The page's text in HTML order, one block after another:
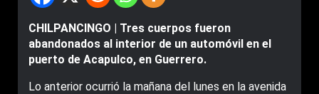
CHILPANCINGO | Tres cuerpos fueron
abandonados al interior de un automóvil en el
puerto de Acapulco, en Guerrero.
Lo anterior ocurrió la mañana del lunes en la avenida